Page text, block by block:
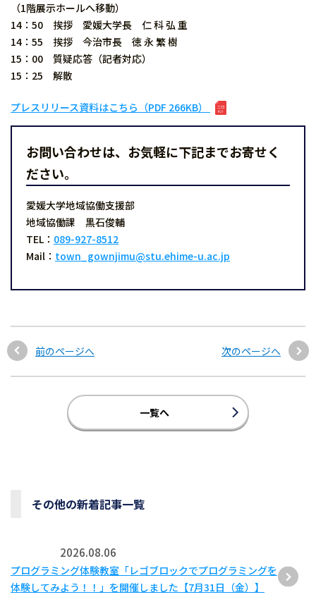
（1階展示ホールへ移動）
14：50 挨拶 愛媛大学長 仁 科 弘 重
14：55 挨拶 今治市長 徳 永 繁 樹
15：00 質疑応答（記者対応）
15：25 解散
プレスリリース資料はこちら（PDF 266KB）
お問い合わせは、お気軽に下記までお寄せく
ださい。
愛媛大学地域協働支援部
地域協働課 黒石俊輔
TEL： 089-927-8512
Mail： town_gownjimu@stu.ehime-u.ac.jp
前のページへ 次のページへ
一覧へ
その他の新着記事一覧
2026.08.06
プログラミング体験教室「レゴブロックでプログラミングを
体験してみよう！！」を開催しました【7月31日（金）】